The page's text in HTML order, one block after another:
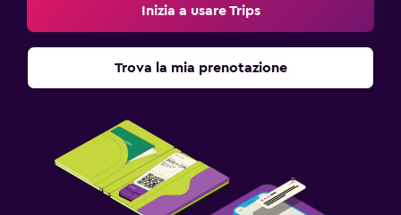
Inizia a usare Trips
Trova la mia prenotazione